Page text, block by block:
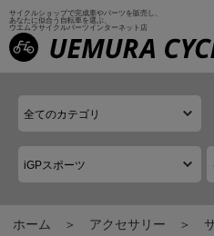
サイクルショップで完成車やパーツを販売し、
あなたに似合う自転車を選ぶ、
ウエムラサイクルパーツインターネット店
ホーム アクセサリー